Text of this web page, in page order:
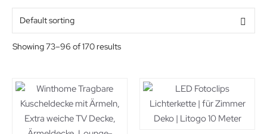
Beziehung
Showing 73–96 of 170 results